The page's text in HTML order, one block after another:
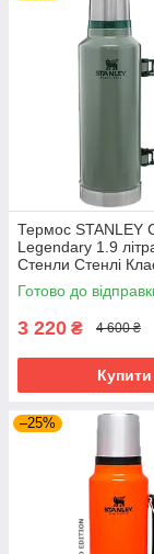
Термос STANLEY
Legendary 1.9
Стенли Стенлі
Готово до
3 220 ₴ 4 600 ₴
Купити
–25%